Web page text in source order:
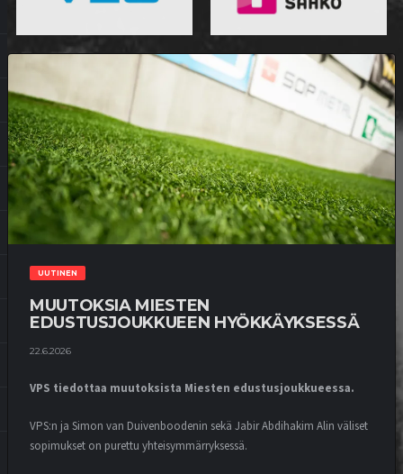
UUTINEN
MUUTOKSIA MIESTEN
EDUSTUSJOUKKUEEN HYÖKKÄYKSESSÄ
22.6.2026
VPS tiedottaa muutoksista Miesten edustusjoukkueessa.
VPS:n ja Simon van Duivenboodenin sekä Jabir Abdihakim Alin väliset
sopimukset on purettu yhteisymmärryksessä.